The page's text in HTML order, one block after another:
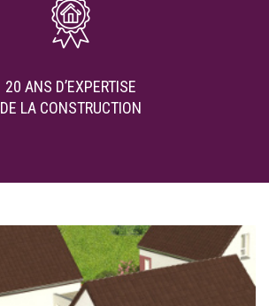
20 ANS D’EXPERTISE
DE LA CONSTRUCTION